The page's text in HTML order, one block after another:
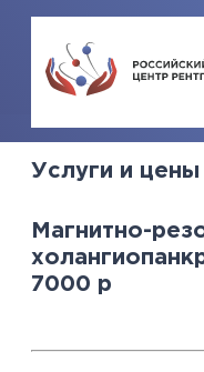
Услуги и цены
Магнитно-
7000 р